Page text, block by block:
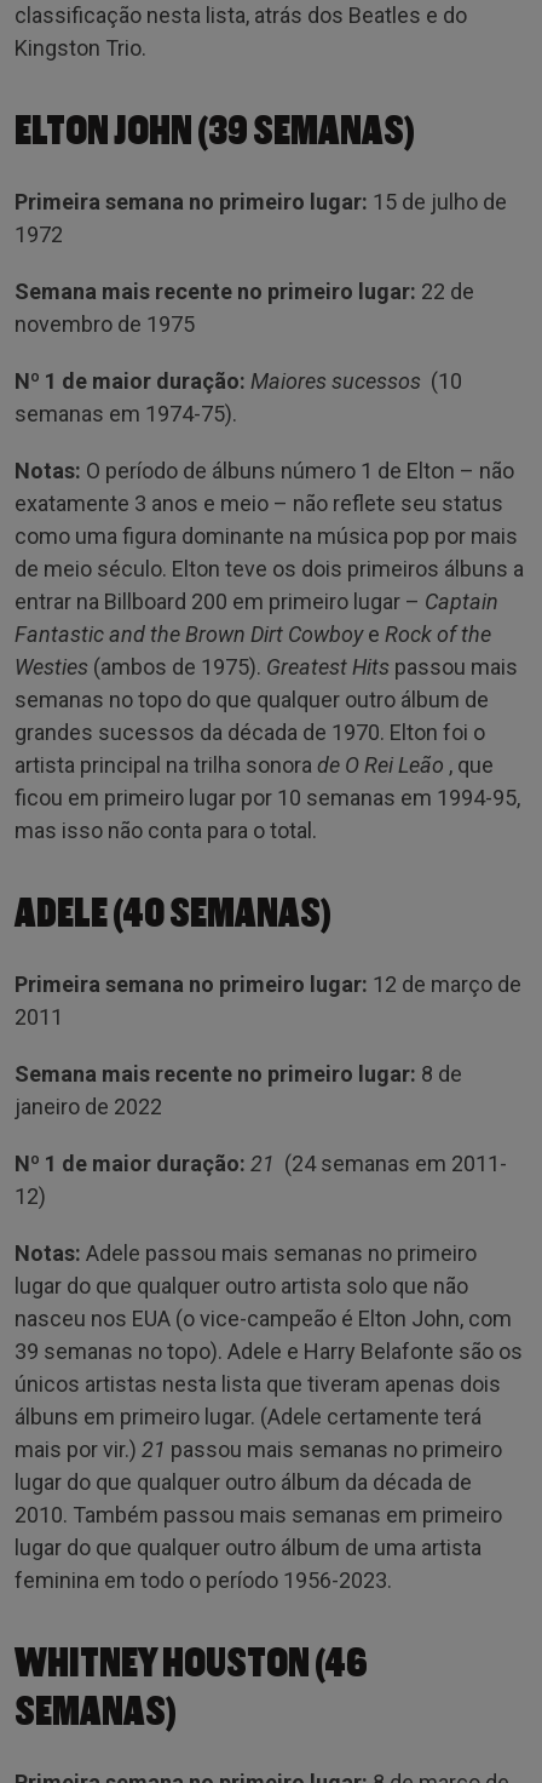
classificação nesta lista, atrás dos Beatles e do
Kingston Trio.
ELTON JOHN (39 SEMANAS)
Primeira semana no primeiro lugar: 15 de julho de
1972
Semana mais recente no primeiro lugar: 22 de
novembro de 1975
Nº 1 de maior duração: Maiores sucessos (10
semanas em 1974-75).
Notas: O período de álbuns número 1 de Elton – não
exatamente 3 anos e meio – não reflete seu status
como uma figura dominante na música pop por mais
de meio século. Elton teve os dois primeiros álbuns a
entrar na Billboard 200 em primeiro lugar – Captain
Fantastic and the Brown Dirt Cowboye Rock of the
Westies (ambos de 1975). Greatest Hits passou mais
semanas no topo do que qualquer outro álbum de
grandes sucessos da década de 1970. Elton foi o
artista principal na trilha sonora de O Rei Leão , que
ficou em primeiro lugar por 10 semanas em 1994-95,
mas isso não conta para o total.
ADELE (40 SEMANAS)
Primeira semana no primeiro lugar: 12 de março de
2011
Semana mais recente no primeiro lugar: 8 de
janeiro de 2022
Nº 1 de maior duração: 21 (24 semanas em 2011-
12)
Notas: Adele passou mais semanas no primeiro
lugar do que qualquer outro artista solo que não
nasceu nos EUA (o vice-campeão é Elton John, com
39 semanas no topo). Adele e Harry Belafonte são os
únicos artistas nesta lista que tiveram apenas dois
álbuns em primeiro lugar. (Adele certamente terá
mais por vir.) 21 passou mais semanas no primeiro
lugar do que qualquer outro álbum da década de
2010. Também passou mais semanas em primeiro
lugar do que qualquer outro álbum de uma artista
feminina em todo o período 1956-2023.
WHITNEY HOUSTON (46
SEMANAS)